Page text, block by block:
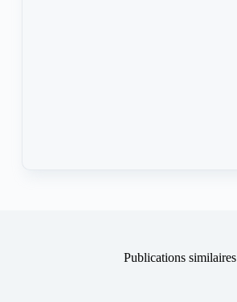
Publications similaires